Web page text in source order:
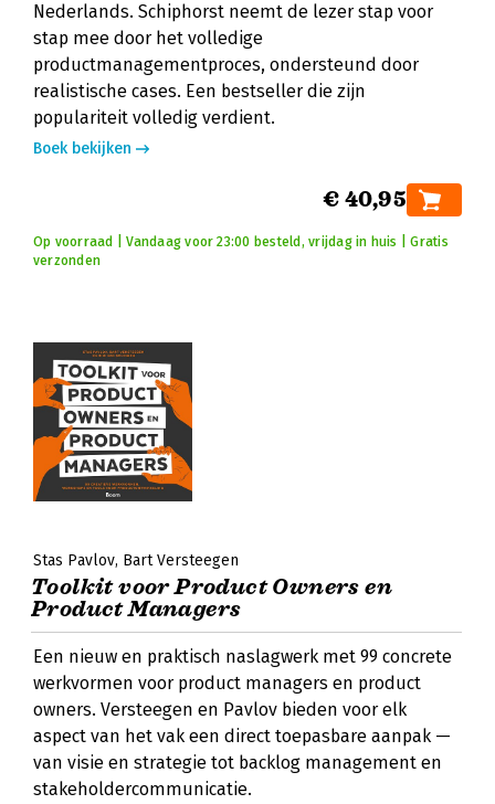
Nederlands. Schiphorst neemt de lezer stap voor
stap mee door het volledige
productmanagementproces, ondersteund door
realistische cases. Een bestseller die zijn
populariteit volledig verdient.
Boek bekijken
€ 40,95
Op voorraad | Vandaag voor 23:00 besteld, vrijdag in huis | Gratis
verzonden
Stas Pavlov Bart Versteegen
Toolkit voor Product Owners en
Product Managers
Een nieuw en praktisch naslagwerk met 99 concrete
werkvormen voor product managers en product
owners. Versteegen en Pavlov bieden voor elk
aspect van het vak een direct toepasbare aanpak —
van visie en strategie tot backlog management en
stakeholdercommunicatie.